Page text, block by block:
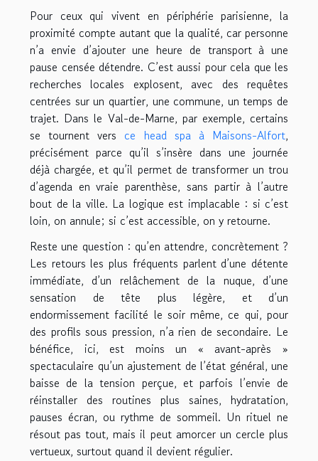
Pour ceux qui vivent en périphérie parisienne, la
proximité compte autant que la qualité, car personne
n’a envie d’ajouter une heure de transport à une
pause censée détendre. C’est aussi pour cela que les
recherches locales explosent, avec des requêtes
centrées sur un quartier, une commune, un temps de
trajet. Dans le Val-de-Marne, par exemple, certains
se tournent vers ce head spa à Maisons-Alfort,
précisément parce qu’il s’insère dans une journée
déjà chargée, et qu’il permet de transformer un trou
d’agenda en vraie parenthèse, sans partir à l’autre
bout de la ville. La logique est implacable : si c’est
loin, on annule; si c’est accessible, on y retourne.
Reste une question : qu’en attendre, concrètement ?
Les retours les plus fréquents parlent d’une détente
immédiate, d’un relâchement de la nuque, d’une
sensation de tête plus légère, et d’un
endormissement facilité le soir même, ce qui, pour
des profils sous pression, n’a rien de secondaire. Le
bénéfice, ici, est moins un « avant-après »
spectaculaire qu’un ajustement de l’état général, une
baisse de la tension perçue, et parfois l’envie de
réinstaller des routines plus saines, hydratation,
pauses écran, ou rythme de sommeil. Un rituel ne
résout pas tout, mais il peut amorcer un cercle plus
vertueux, surtout quand il devient régulier.